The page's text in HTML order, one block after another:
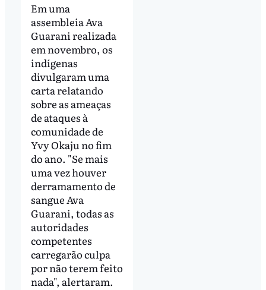
Em uma
assembleia Ava
Guarani realizada
em novembro, os
indígenas
divulgaram uma
carta relatando
sobre as ameaças
de ataques à
comunidade de
Yvy Okaju no fim
do ano. "Se mais
uma vez houver
derramamento de
sangue Ava
Guarani, todas as
autoridades
competentes
carregarão culpa
por não terem feito
nada", alertaram.